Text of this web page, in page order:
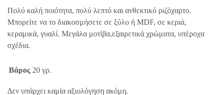
Πολύ καλή ποιότητα, πολύ λεπτό και ανθεκτικό ριζόχαρτο.
Μπορείτε να το διακοσμήσετε σε ξύλο ή MDF, σε κεριά,
κεραμικά, γυαλί. Μεγάλα μοτίβα,εξαιρετικά χρώματα, υπέροχα
σχέδια.
Βάρος 20 γρ.
Δεν υπάρχει καμία αξιολόγηση ακόμη.